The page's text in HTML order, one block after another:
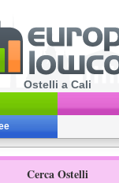
Ostelli a Cali
Cerca Ostelli